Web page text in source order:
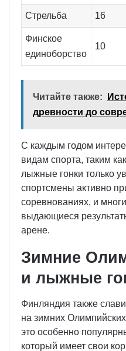
Стрельба 16
Финское
единоборство
10
Читайте также:
древности до
С каждым годом
видам спорта, таким
лыжные гонки только
спортсмены активно
соревнованиях, и
выдающиеся
арене.
Зимние
и лыжные
Финляндия также
на зимних
это особенно
который имеет свои